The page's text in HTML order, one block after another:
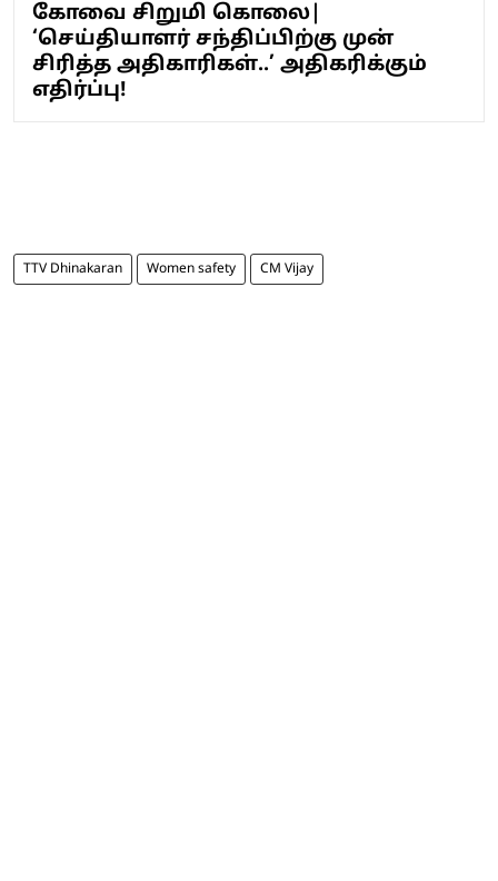
கோவை சிறுமி கொலை|
‘செய்தியாளர் சந்திப்பிற்கு முன்
சிரித்த அதிகாரிகள்..’ அதிகரிக்கும்
எதிர்ப்பு!
TTV Dhinakaran Women safety CM Vijay